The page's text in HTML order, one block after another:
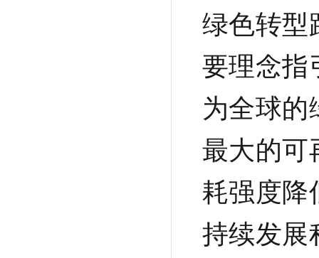
绿色转型
要理念指
为全球
最大的可
耗强度降
持续发展